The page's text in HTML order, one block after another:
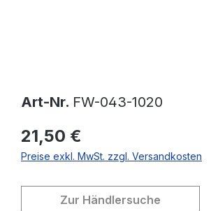
Art-Nr. FW-043-1020
21,50 €
Preise exkl. MwSt. zzgl. Versandkosten
Zur Händlersuche